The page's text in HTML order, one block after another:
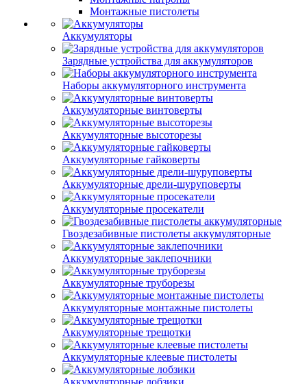
Монтажные пистолеты
Аккумуляторы
Зарядные устройства для аккумуляторов
Наборы аккумуляторного инструмента
Аккумуляторные винтоверты
Аккумуляторные высоторезы
Аккумуляторные гайковерты
Аккумуляторные дрели-шуруповерты
Аккумуляторные просекатели
Гвоздезабивные пистолеты аккумуляторные
Аккумуляторные заклепочники
Аккумуляторные труборезы
Аккумуляторные монтажные пистолеты
Аккумуляторные трещотки
Аккумуляторные клеевые пистолеты
Аккумуляторные лобзики